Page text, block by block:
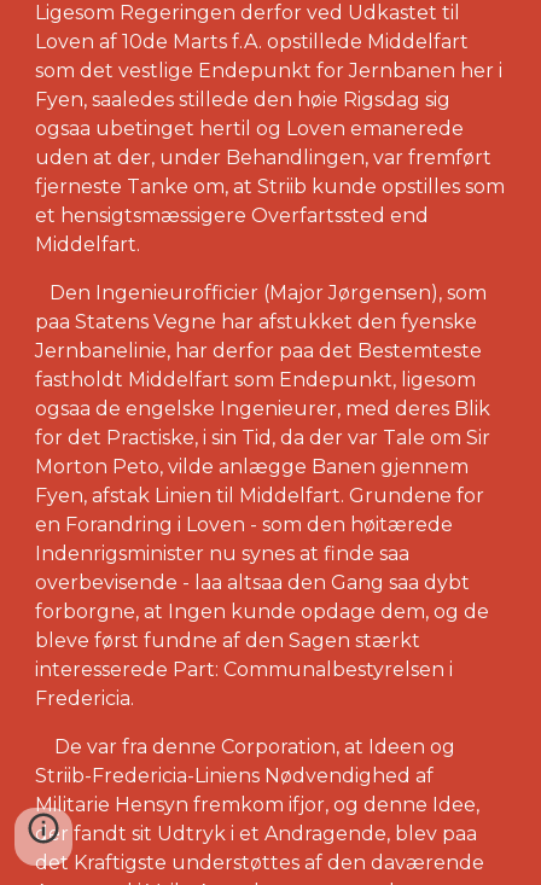
Ligesom Regeringen derfor ved Udkastet til
Loven af 10de Marts f.A. opstillede Middelfart
som det vestlige Endepunkt for Jernbanen her i
Fyen, saaledes stillede den høie Rigsdag sig
ogsaa ubetinget hertil og Loven emanerede
uden at der, under Behandlingen, var fremført
fjerneste Tanke om, at Striib kunde opstilles som
et hensigtsmæssigere Overfartssted end
Middelfart.
Den Ingenieurofficier (Major Jørgensen), som
paa Statens Vegne har afstukket den fyenske
Jernbanelinie, har derfor paa det Bestemteste
fastholdt Middelfart som Endepunkt, ligesom
ogsaa de engelske Ingenieurer, med deres Blik
for det Practiske, i sin Tid, da der var Tale om Sir
Morton Peto, vilde anlægge Banen gjennem
Fyen, afstak Linien til Middelfart. Grundene for
en Forandring i Loven - som den høitærede
Indenrigsminister nu synes at finde saa
overbevisende - laa altsaa den Gang saa dybt
forborgne, at Ingen kunde opdage dem, og de
bleve først fundne af den Sagen stærkt
interesserede Part: Communalbestyrelsen i
Fredericia.
De var fra denne Corporation, at Ideen og
Striib-Fredericia-Liniens Nødvendighed af
Militarie Hensyn fremkom ifjor, og denne Idee,
der fandt sit Udtryk i et Andragende, blev paa
det Kraftigste understøttes af den daværende